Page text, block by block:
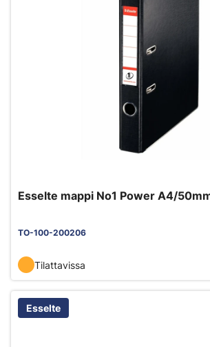
Esselte mappi No1 Power A4/
TO-100-200206
Tilattavissa
Esselte